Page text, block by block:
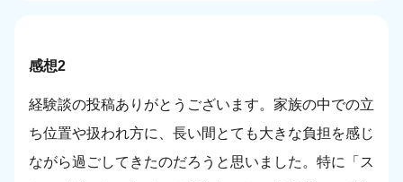
感想2
経験談の投稿ありがとうございます。家族の中での立
ち位置や扱われ方に、長い間とても大きな負担を感じ
ながら過ごしてきたのだろうと思いました。特に「ス